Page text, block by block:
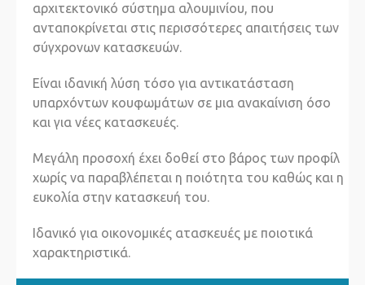
αρχιτεκτονικό σύστημα αλουμινίου, που
ανταποκρίνεται στις περισσότερες απαιτήσεις των
σύγχρονων κατασκευών.
Είναι ιδανική λύση τόσο για αντικατάσταση
υπαρχόντων κουφωμάτων σε μια ανακαίνιση όσο
και για νέες κατασκευές.
Μεγάλη προσοχή έχει δοθεί στο βάρος των προφίλ
χωρίς να παραβλέπεται η ποιότητα του καθώς και η
ευκολία στην κατασκευή του.
Ιδανικό για οικονομικές ατασκευές με ποιοτικά
χαρακτηριστικά.